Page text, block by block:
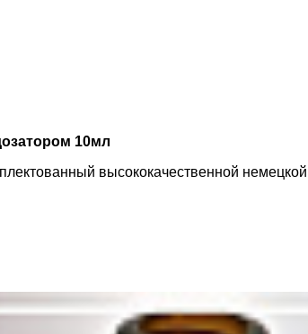
10мл
высококачественной